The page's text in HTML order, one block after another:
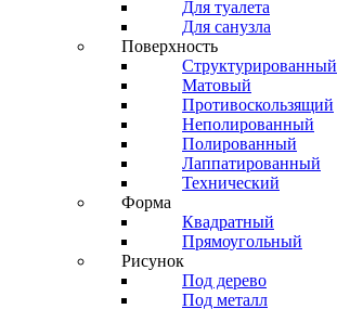
Для туалета
Для санузла
Поверхность
Структурированный
Матовый
Противоскользящий
Неполированный
Полированный
Лаппатированный
Технический
Форма
Квадратный
Прямоугольный
Рисунок
Под дерево
Под металл